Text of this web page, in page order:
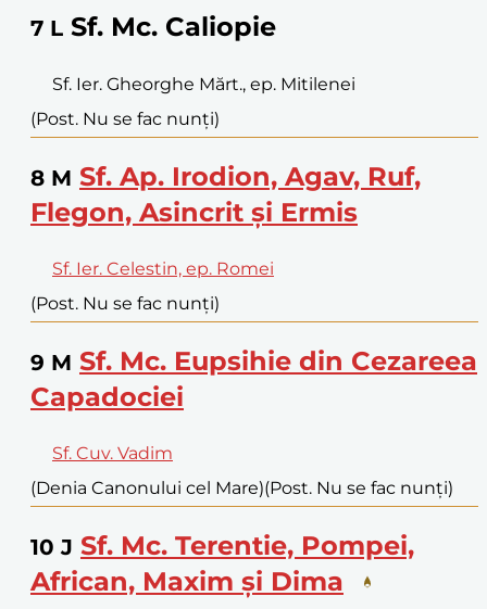
7 L Sf. Mc. Caliopie
Sf. Ier. Gheorghe Mărt., ep. Mitilenei
(Post. Nu se fac nunți)
8 M Sf. Ap. Irodion, Agav, Ruf,
Flegon, Asincrit și Ermis
Sf. Ier. Celestin, ep. Romei
(Post. Nu se fac nunți)
9 M Sf. Mc. Eupsihie din Cezareea
Capadociei
Sf. Cuv. Vadim
(Denia Canonului cel Mare)(Post. Nu se fac nunți)
10 J Sf. Mc. Terentie, Pompei,
African, Maxim și Dima